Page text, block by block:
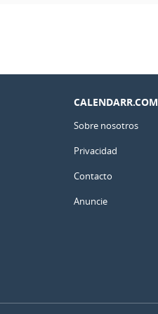
CALENDARR.COM
Sobre nosotros
Privacidad
Contacto
Anuncie